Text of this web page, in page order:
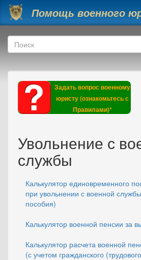
Перейти к основному содержанию
Помощь военного
Форма поиска
Поиск
Задать вопрос военному
юристу (ознакомьтесь с
Правилами)*
Увольнение с
службы
Калькулятор единовременного
при увольнении с военной
пособия)
Калькулятор военной пенсии за
Калькулятор расчета военной
(с учетом гражданского